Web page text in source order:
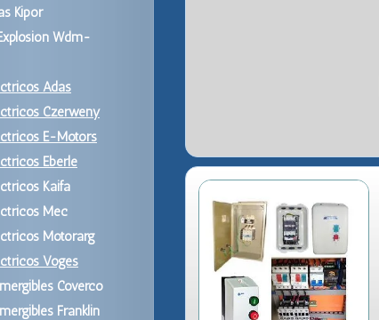
Kipor
Wdm-
Adas
Czerweny
E-Motors
Eberle
Kaifa
Mec
Motorarg
Voges
Coverco
Franklin